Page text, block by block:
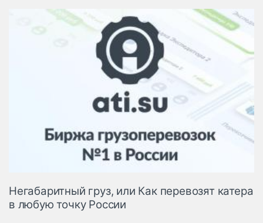
Негабаритный груз, или Как перевозят катера
в любую точку России